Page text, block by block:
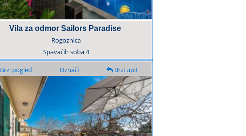
Vila za odmor Sailors Paradise
Rogoznica
Spavaćih soba4
Brzi pogled Označi Brzi upit